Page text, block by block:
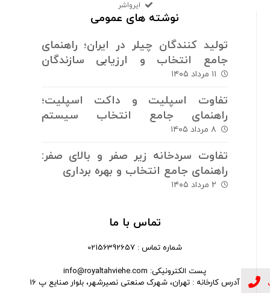
ایرواشر
نوشته های عمومی
تولید کنندگان چیلر در ایران؛ راهنمای
جامع انتخاب و ارزیابی سازندگان
سیستم های برودتی
۱۱ مرداد ۱۴۰۵
تفاوت اسپلیت و داکت اسپلیت؛
راهنمای جامع انتخاب سیستم
سرمایش و گرمایش
۸ مرداد ۱۴۰۵
تفاوت سردخانه زیر صفر و بالای صفر:
راهنمای جامع انتخاب و بهره برداری
۲ مرداد ۱۴۰۵
تماس با ما
شماره تماس : 02156392657
پست الکترونیکی: info@royaltahviehe.com
آدرس کارخانه : تهران، شهرک صنعتی نصیرشهر، بلوار صنایع پ 16